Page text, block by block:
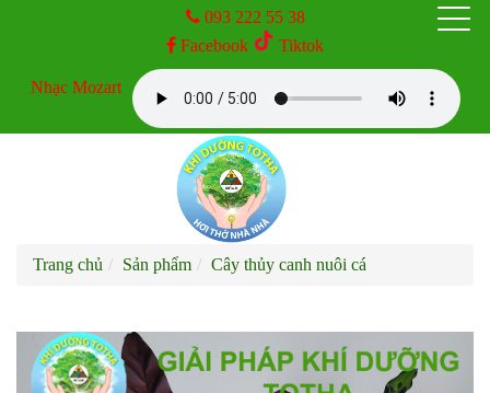
093 222 55 38
Facebook
Tiktok
Nhạc Mozart
Trang chủ Sản phẩm Cây thủy canh nuôi cá
KINH NGHIỆM